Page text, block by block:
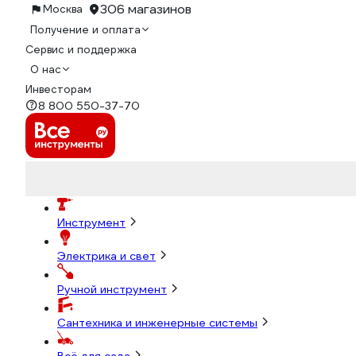
Москва 306 магазинов
Получение и оплата
Сервис и поддержка
О нас
Инвесторам
8 800 550-37-70
Инструмент
Электрика и свет
Ручной инструмент
Сантехника и инженерные системы